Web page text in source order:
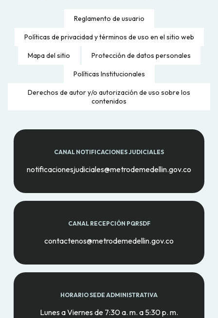
Reglamento de usuario
Políticas de privacidad y términos de uso en el sitio web
Mapa del sitio Protección de datos personales
Políticas Institucionales
Derechos de autor y/o autorización de uso sobre los
contenidos
CANAL NOTIFICACIONES JUDICIALES
notificacionesjudiciales@metrodemedellin.gov.co
CANAL RECEPCIÓN PQRSDF
contactenos@metrodemedellin.gov.co
HORARIO SEDE ADMINISTRATIVA
Lunes a Viernes de 7:30 a. m. a 5:30 p. m.